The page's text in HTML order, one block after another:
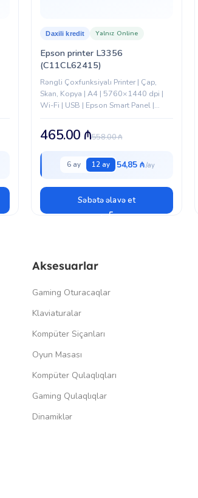
Epson printer L3356
(C11CL62415)
Daxili kredit Yalnız Online
Rəngli Çoxfunksiyalı Printer | Çap,
Skan, Kopya | A4 | 5760×1440 dpi |
Wi-Fi | USB | Epson Smart Panel |
558.00₼
465.00 ₼
6 ay 12 ay 54,85 ₼
Səbətə əlavə et
Aksesuarlar
Gaming Oturacaqlar
Klaviaturalar
Kompüter Siçanları
Oyun Masası
Kompüter Qulaqlıqları
Gaming Qulaqlıqlar
Dinamiklər